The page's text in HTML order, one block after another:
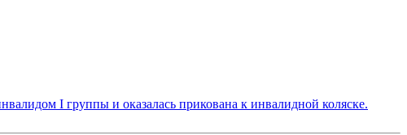
I группы и оказалась прикована к инвалидной коляске.